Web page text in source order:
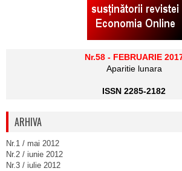
Nr.58 - FEBRUARIE
Aparitie lunara
ISSN 2285-2182
ARHIVA
Nr.1 / mai 2012
Nr.2 / iunie 2012
Nr.3 / iulie 2012